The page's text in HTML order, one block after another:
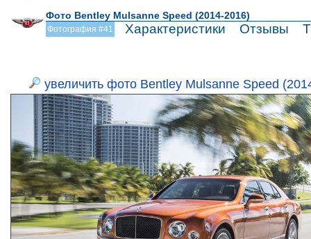
Фото Bentley Mulsanne Speed (2014-2016)
Фотография #41 Характеристики Отзывы
увеличить фото Bentley Mulsanne Speed